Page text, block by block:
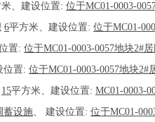
、建设位置: 位于MC01-0003-
6平方米、建设位置: 位于MC01-
置: 位于MC01-0003-0057地块2#
位置: 位于MC01-0003-0057地块
15平方米、建设位置: MC01-0003-
蓄设施、 建设位置: 位于MC01-